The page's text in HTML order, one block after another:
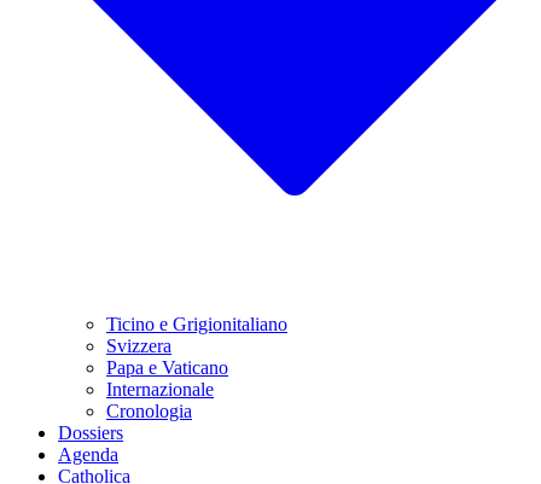
Ticino e Grigionitaliano
Svizzera
Papa e Vaticano
Internazionale
Cronologia
Dossiers
Agenda
Catholica